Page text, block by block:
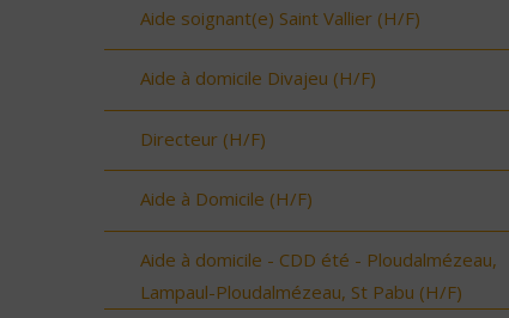
Aide soignant(e) Saint Vallier (H/F)
Aide à domicile Divajeu (H/F)
Directeur (H/F)
Aide à Domicile (H/F)
Aide à domicile - CDD été - Ploudalmézeau,
Lampaul-Ploudalmézeau, St Pabu (H/F)